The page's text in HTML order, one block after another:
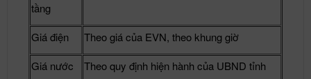
tầng
Giá điện
Theo giá của EVN, theo khung giờ
Giá nước
Theo quy định hiện hành của UBND tỉnh